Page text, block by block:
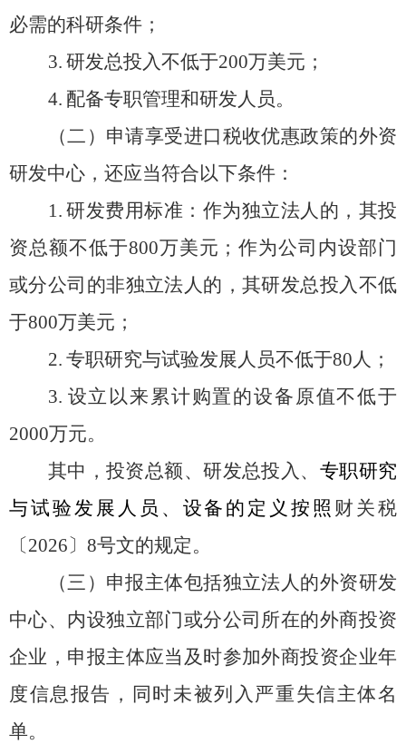
必需的科研条件；
3. 研发总投入不低于200万美元；
4. 配备专职管理和研发人员。
（二）申请享受进口税收优惠政策的外资
研发中心，还应当符合以下条件：
1. 研发费用标准：作为独立法人的，其投
资总额不低于800万美元；作为公司 内设部门
或分公司的非独立法人的，其研发总投入不低
于800万美元；
2. 专职研究与试验发展人员不低于80人；
3. 设立以来累计购置的设备原值不低于
2000万元。
其中，投资总额、研发总投入、 专职研究
与试验发展人员 、 设备 的定义按照 财关税
〔2026〕 8号文的规定。
（三）申报主体包括独立法人的外资研发
中心、内设独立部门或分公司所在的外商投资
企业 ，申报主体应当及时参加外商投资企业年
度信息报告，同时未被列入严重失信主体名
单。